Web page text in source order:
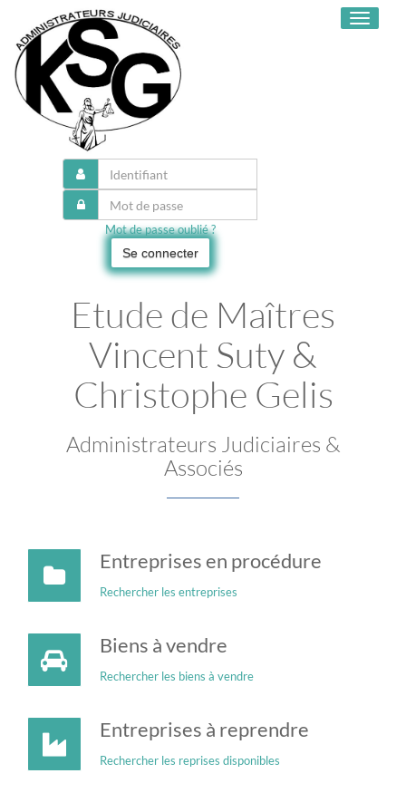
Toggle
Mot de passe oublié ?
Se connecter
Etude de Maîtres
Vincent Suty &
Christophe Gelis
Administrateurs Judiciaires &
Associés
Entreprises en procédure
Rechercher les entreprises
Biens à vendre
Rechercher les biens à vendre
Entreprises à reprendre
Rechercher les reprises disponibles